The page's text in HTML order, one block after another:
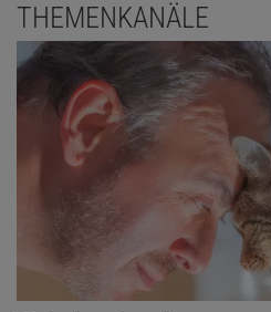
THEMENKANÄLE